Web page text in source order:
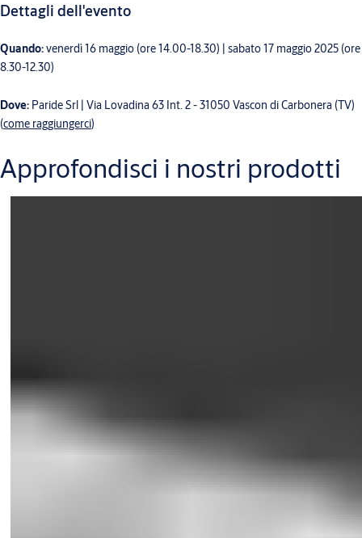
Dettagli dell'evento
Quando:venerdì 16 maggio (ore 14.00-18.30) | sabato 17 maggio 2025 (ore
8.30-12.30)
Dove: Paride Srl | Via Lovadina 63 Int. 2 - 31050 Vascon di Carbonera (TV)
(come raggiungerci)
Approfondisci i nostri prodotti